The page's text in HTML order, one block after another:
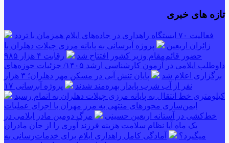
تازه های خبری
فعالیت ۷۰ ایستگاه راهداری در جاده‌های ایلام همزمان با تردد
زائران اربعین
پروژه آبرسانی به پایانه مرزی چیلات دهلران با
حضور قائم‌مقام وزیر کشور افتتاح شد
رقابت ۴ هزار ۹۸۵
داوطلب ایلامی در آزمون کارشناسی ارشد ۱۴۰۵/ جزئیات حوزه‌های
برگزاری اعلام شد
پایان تنش آبی در مسکن مهر دهلران؛ ۳ هزار
نفر از آب شرب پایدار بهره‌مند شدند
پروژه آبرسانی ۱۷
کیلومتری خط انتقال به پایانه مرزی چیلات دهلران به اتمام رسید
ایمن‌سازی محورهای منتهی به مرز مهران با اجرای عملیات
خط‌کشی در آستانه اربعین حسینی
مرگ دومین مادر ایلامی در
یک ماه آیا نظام سلامت هزینه فرزند آوری را از جان مادران
میگیرد؟
آمادگی کامل راهداری ایلام برای خدمات‌رسانی به